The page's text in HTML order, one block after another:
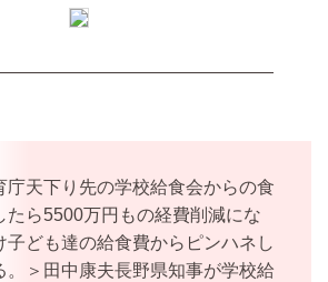
庁天下り先の学校給食会からの食
たら5500万円もの経費削減にな
子ども達の給食費からピンハネし
。＞田中康夫長野県知事が学校給